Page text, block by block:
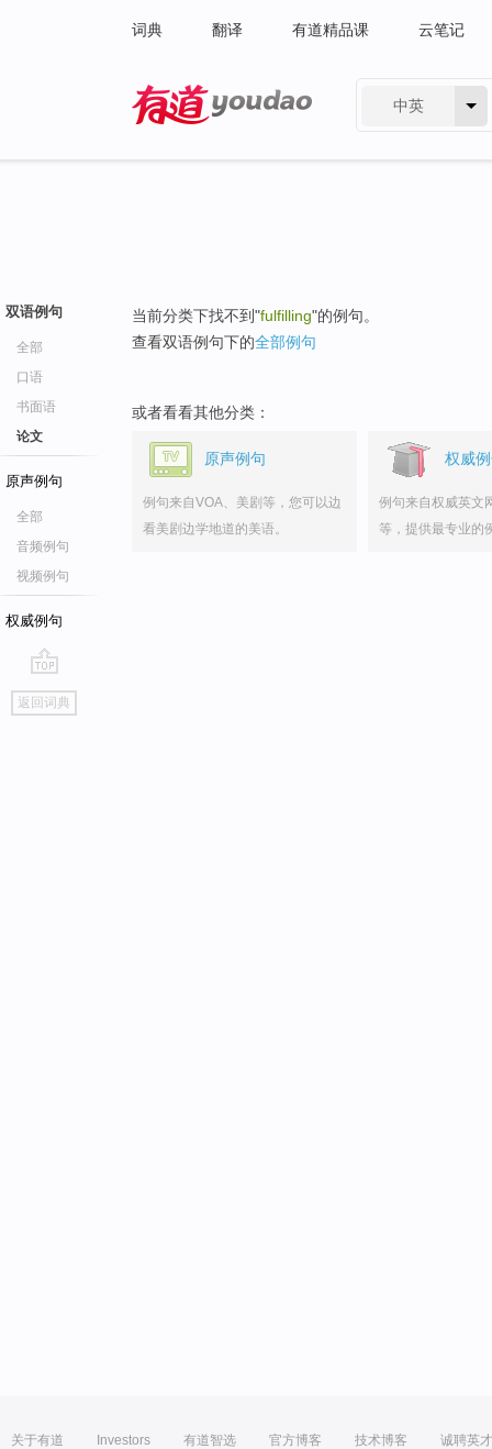
词典 翻译 有道精品课 云笔记
中英
双语例句
全部
口语
书面语
论文
原声例句
全部
音频例句
视频例句
权威例句
go
top
返回词典
当前分类下找不到"fulfilling"的例句。
查看双语例句下的全部例句
或者看看其他分类：
原声例句
例句来自VOA、美剧等，您可以边
看美剧边学地道的美语。
权威
例句来自权威英文
等，提供最专业的
关于有道 Investors 有道智选 官方博客 技术博客 诚聘英才